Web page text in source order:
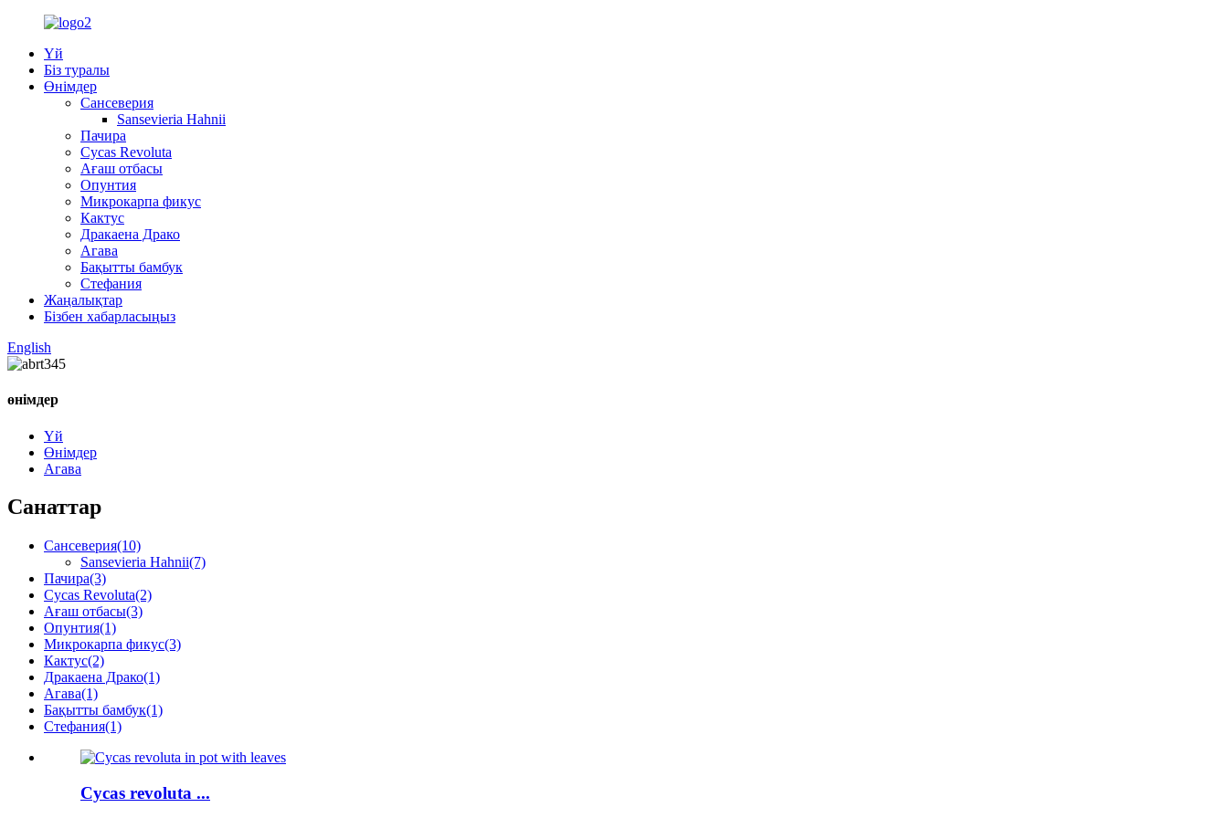
Үй
Біз туралы
Өнімдер
Сансеверия
Sansevieria Hahnii
Пачира
Cycas Revoluta
Ағаш отбасы
Опунтия
Микрокарпа фикус
Кактус
Дракаена Драко
Агава
Бақытты бамбук
Стефания
Жаңалықтар
Бізбен хабарласыңыз
English
өнімдер
Үй
Өнімдер
Агава
Санаттар
Сансеверия(10)
Sansevieria Hahnii(7)
Пачира(3)
Cycas Revoluta(2)
Ағаш отбасы(3)
Опунтия(1)
Микрокарпа фикус(3)
Кактус(2)
Дракаена Драко(1)
Агава(1)
Бақытты бамбук(1)
Стефания(1)
Cycas revoluta ...